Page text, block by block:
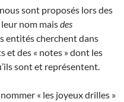
sont proposés lors des
nom maisdes
entités cherchent dans
et des « notes » dont les
sont et représentent.
« les joyeux drilles »